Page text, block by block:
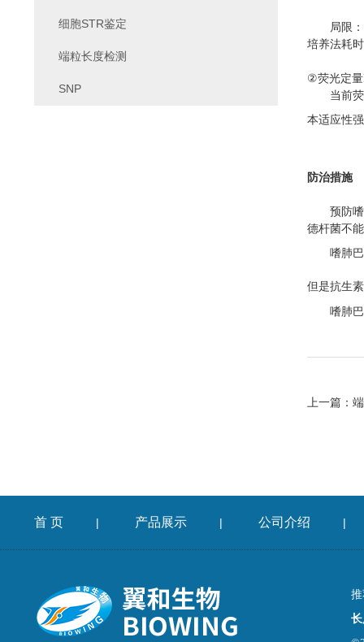
局限
培养法耗时
②荧光定量
当前
本适应性
防治措施
预防
德杆菌不
嗜肺
但是抗生
嗜肺
上一篇：
细胞STR鉴定
端粒长度检测
SNP
首 页 | 产品展示 | 公司介绍 |